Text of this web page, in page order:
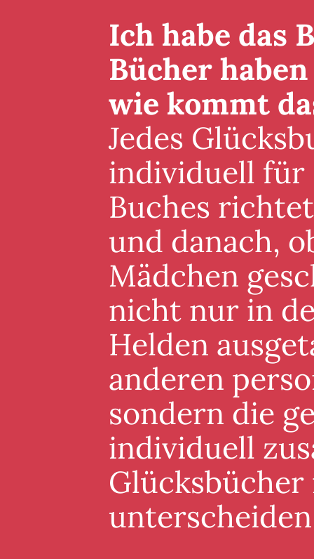
Ich habe das
Bücher
wie kommt
Jedes
individuell für
Buches
und danach,
Mädchen
nicht nur in
Helden
anderen
sondern die
individuell